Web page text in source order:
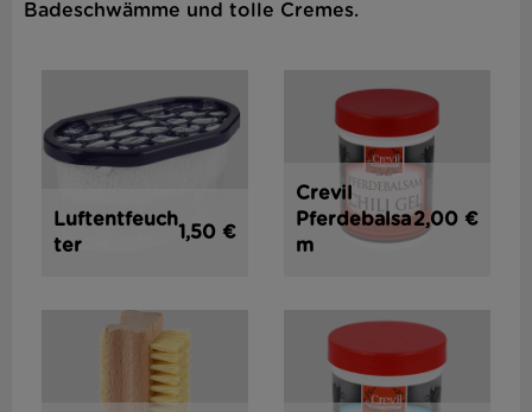
Badeschwämme und tolle Cremes.
Luftentfeuch
ter
1,50 €
Crevil
Pferdebalsa
m
2,00 €